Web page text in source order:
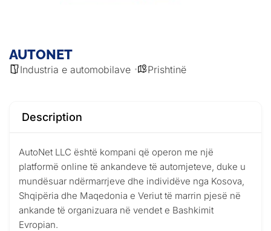
AUTONET
Industria e automobilave Prishtinë
Description
AutoNet LLC është kompani që operon me një
platformë online të ankandeve të automjeteve, duke u
mundësuar ndërmarrjeve dhe individëve nga Kosova,
Shqipëria dhe Maqedonia e Veriut të marrin pjesë në
ankande të organizuara në vendet e Bashkimit
Evropian.